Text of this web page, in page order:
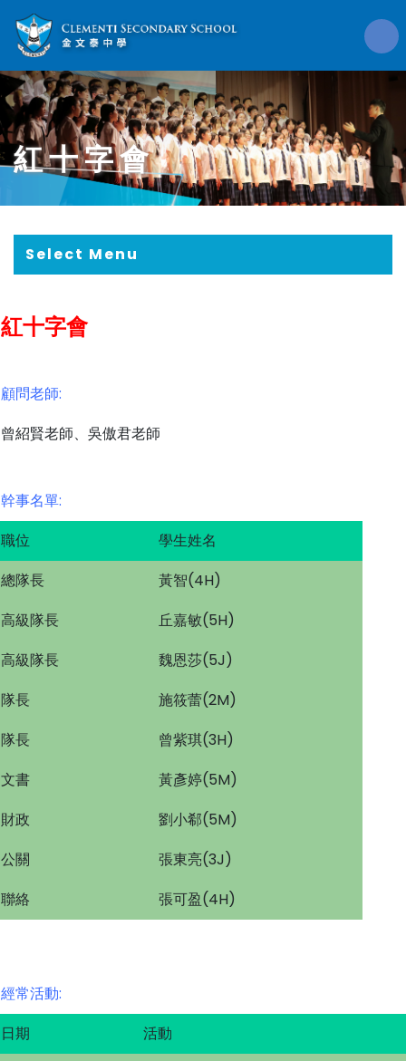
紅十字會
Select Menu
紅十字會
顧問老師:
曾紹賢老師、吳傲君老師
幹事名單:
職位
學生姓名
總隊長
黃智(4H)
高級隊長
丘嘉敏(5H)
高級隊長
魏恩莎(5J)
隊長
施筱蕾(2M)
隊長
曾紫琪(3H)
文書
黃彥婷(5M)
財政
劉小郗(5M)
公關
張東亮(3J)
聯絡
張可盈(4H)
經常活動:
日期
活動